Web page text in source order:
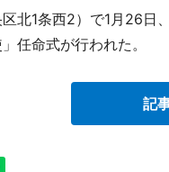
北1条西2）で1月26日
任命式が行われた。
記